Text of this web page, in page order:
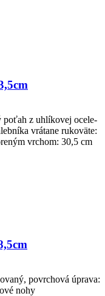
poťah z uhlíkovej ocele-
vrátane rukoväte:
vrchom: 30,5 cm
povrchová úprava:
nohy